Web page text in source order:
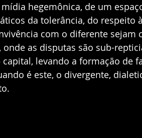
hegemônica, de um
da tolerância, do respeito
com o diferente sejam
onde as disputas são sub-
levando a formação de
é este, o divergente,